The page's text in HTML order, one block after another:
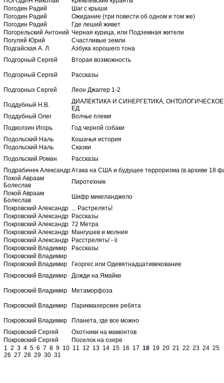
Погодин Радий
Шаг с крыши
Погодин Радий
Ожидание (три повести об одном и том же)
Погодин Радий
Где леший живет
Погорельский Антоний Черная курица, или Подземная жители
Погуляй Юрий
Счастливые земли
Подгайская А. Л.
Азбука хорошего тона
Подгорный Сергей
Вторая возможность
Подгорный Сергей Рассказы
Подгорных Сергей Леон Джаггер 1-2
Поддубный Н.В.
ДИАЛЕКТИКА И СИНЕРГЕТИКА,
ЕД
Поддубный Олег
Волчье племя
Подколзин Игорь
Год черной собаки
Подольский Нaль
Кошачья история
Подольский Наль
Сказки
Подольский Роман
Рассказы
Подрабинек АлександрАтака на США и будущее терроризма (в архиве 18
Покой Авраам
Болеслав
Пиротехник
Покой Авраам
Болеслав
Шифр микеланджело
Покровский Александр ... Растрелять!
Покровский Александр Рассказы
Покровский Александр 72 Метра
Покровский Александр Мангушев и молния
Покровский Александр Расстрелять! - ii
Покровский Владимир
Рассказы
Покровский Владимир
Покровский Владимир
Георгес или Одевятнадцативекование
Покровский Владимир
Дожди на Ямайке
Покровский Владимир Метаморфоза
Покровский Владимир Парикмахерские ребята
Покровский Владимир
Планета, где все можно
Покровский Сергей
Охотники на мамонтов
Покровский Сергей
Поселок на озере
1 2 3 4 5 6 7 8 9 10 11 12 13 14 15 16 17 18 19 20 21 22 23 24 25
26 27 28 29 30 31